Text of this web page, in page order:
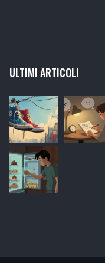
ULTIMI ARTICOLI